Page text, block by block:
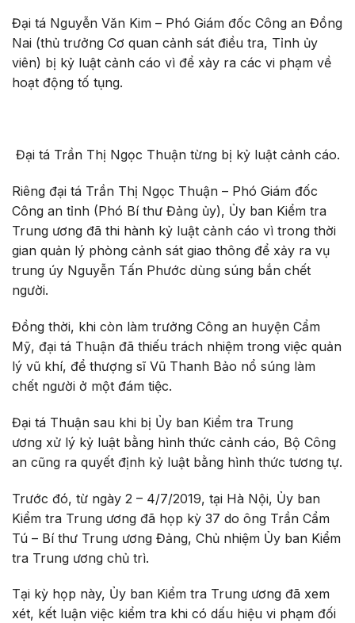
Đại tá Nguyễn Văn Kim – Phó Giám đốc Công an Đồng
Nai (thủ trưởng Cơ quan cảnh sát điều tra, Tỉnh ủy
viên) bị kỷ luật cảnh cáo vì để xảy ra các vi phạm về
hoạt động tố tụng.
Đại tá Trần Thị Ngọc Thuận từng bị kỷ luật cảnh cáo.
Riêng đại tá Trần Thị Ngọc Thuận – Phó Giám đốc
Công an tỉnh (Phó Bí thư Đảng ủy), Ủy ban Kiểm tra
Trung ương đã thi hành kỷ luật cảnh cáo vì trong thời
gian quản lý phòng cảnh sát giao thông để xảy ra vụ
trung úy Nguyễn Tấn Phước dùng súng bắn chết
người.
Đồng thời, khi còn làm trưởng Công an huyện Cẩm
Mỹ, đại tá Thuận đã thiếu trách nhiệm trong việc quản
lý vũ khí, để thượng sĩ Vũ Thanh Bảo nổ súng làm
chết người ở một đám tiệc.
Đại tá Thuận sau khi bị Ủy ban Kiểm tra Trung
ương xử lý kỷ luật bằng hình thức cảnh cáo, Bộ Công
an cũng ra quyết định kỷ luật bằng hình thức tương tự.
Trước đó, từ ngày 2 – 4/7/2019, tại Hà Nội, Ủy ban
Kiểm tra Trung ương đã họp kỳ 37 do ông Trần Cẩm
Tú – Bí thư Trung ương Đảng, Chủ nhiệm Ủy ban Kiểm
tra Trung ương chủ trì.
Tại kỳ họp này, Ủy ban Kiểm tra Trung ương đã xem
xét, kết luận việc kiểm tra khi có dấu hiệu vi phạm đối